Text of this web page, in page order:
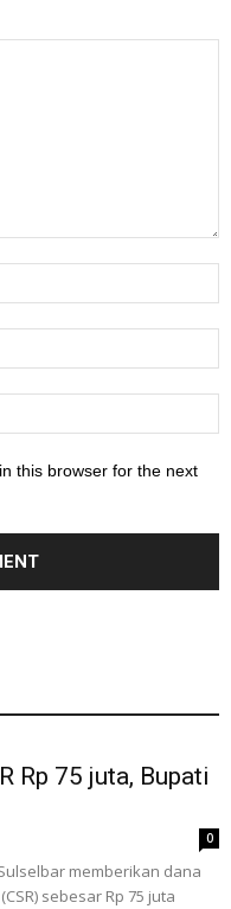
this browser for the next
Rp 75 juta, Bupati
0
Sulselbar memberikan dana
sebesar Rp 75 juta